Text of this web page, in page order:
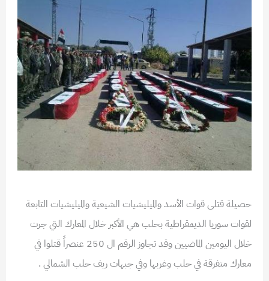
حصيلة قتلى قوات الأسد والميليشيات الشيعية والميليشيات التابعة
لقوات سوريا الديمقراطية بحلب هي الأكبر خلال المعارك التي جرت
خلال اليومين الماضيين وقد تجاوز الرقم ال 250 عنصراً قتلوا في
معارك متفرقة في حلب وغربها وفي جبهات ريف حلب الشمالي .